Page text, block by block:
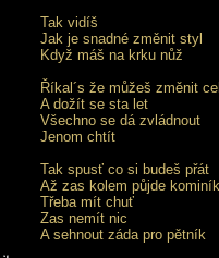
Tak vidíš
Jak je snadné změnit styl
Když máš na krku nůž
Říkal´s že můžeš změnit
A dožít se sta let
Všechno se dá zvládnout
Jenom chtít
Tak spusť co si budeš přát
Až zas kolem půjde kominík
Třeba mít chuť
Zas nemít nic
A sehnout záda pro pětník